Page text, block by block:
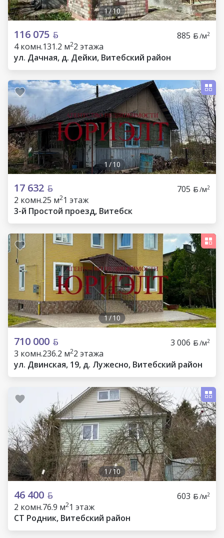
1/10
116 075 885 /м2
4 комн.131.2 м22 этажа
ул. Дачная, д. Дейки, Витебский район
1 /10
17 632 705 /м2
2 комн.25 м21 этаж
3-й Простой проезд, Витебск
1/10
710 000 3 006 /м2
3 комн.236.2 м22 этажа
ул. Двинская, 19, д. Лужесно, Витебский район
1/10
46 400 603 /м2
2 комн.76.9 м21 этаж
СТ Родник, Витебский район